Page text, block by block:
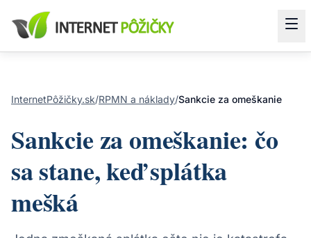
InternetPôžičky.sk/RPMN a náklady/Sankcie za omeškanie
Sankcie za omeškanie: čo
sa stane, keď splátka
mešká